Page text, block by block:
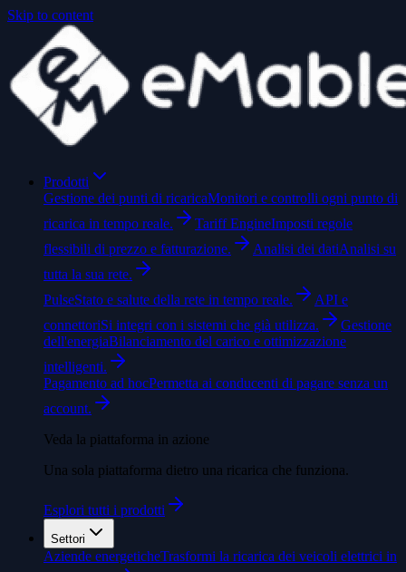
Skip to content
Prodotti
Gestione dei punti di ricaricaMonitori e controlli ogni punto di
ricarica in tempo reale.
Tariff EngineImposti regole
flessibili di prezzo e fatturazione.
Analisi dei datiAnalisi su
tutta la sua rete.
PulseStato e salute della rete in tempo reale.
API e
connettoriSi integri con i sistemi che già utilizza.
Gestione
dell'energiaBilanciamento del carico e ottimizzazione
intelligenti.
Pagamento ad hocPermetta ai conducenti di pagare senza un
account.
Veda la piattaforma in azione
Una sola piattaforma dietro una ricarica che funziona.
Esplori tutti i prodotti
Settori
Aziende energeticheTrasformi la ricarica dei veicoli elettrici in